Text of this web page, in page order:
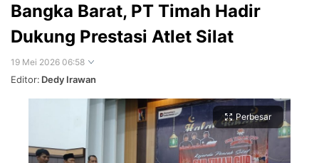
Bangka Barat, PT Timah Hadir
Dukung Prestasi Atlet Silat
19 Mei 2026 06:58
Editor: Dedy Irawan
Perbesar